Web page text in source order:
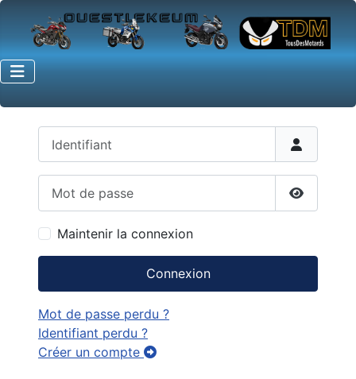
Afficher
Maintenir la connexion
Connexion
Mot de passe perdu ?
Identifiant perdu ?
Créer un compte